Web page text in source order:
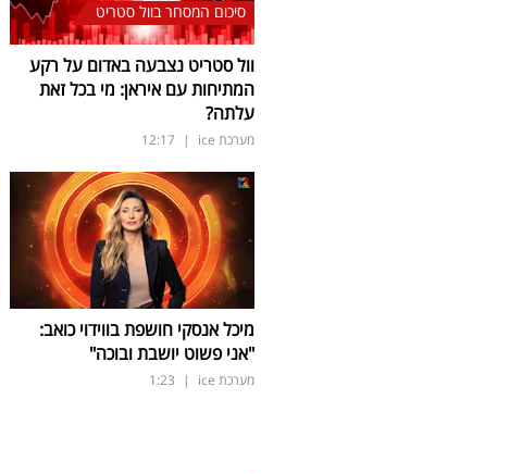
סיכום המסחר בוול סטריט
וול סטריט נצבעה באדום על רקע
המתיחות עם איראן: מי בכל זאת
עלתה?
מערכת ice |
12:17
מיכל אנסקי חושפת בווידוי כואב:
"אני פשוט יושבת ובוכה"
מערכת ice |
1:23